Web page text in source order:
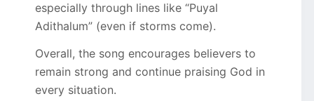
especially through lines like “Puyal
Adithalum” (even if storms come).
Overall, the song encourages believers to
remain strong and continue praising God in
every situation.